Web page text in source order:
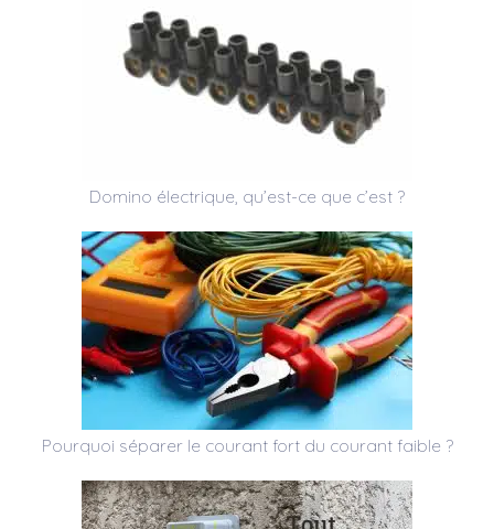
Domino électrique, qu’est-ce que c’est ?
Pourquoi séparer le courant fort du courant faible ?